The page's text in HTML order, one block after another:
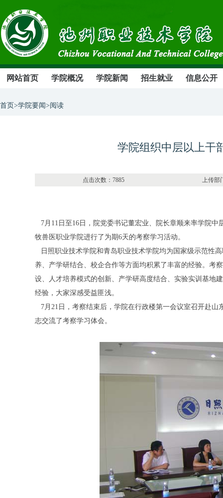
网站首页 学院概况 学院新闻 招生就业 信息公开
首页>学院要闻>阅读
学院组织中层以上干
点击次数：7885 上传部门：
7月11日至16日，院党委书记董宏业、院长章顺来率学院
牧兽医职业学院进行了为期6天的考察学习活动。
日照职业技术学院和青岛职业技术学院均为国家级示范性
养、产学研结合、校企合作等方面均积累了丰富的经验。考
设、人才培养模式的创新、产学研高度结合、实验实训基地
经验，大家深感受益匪浅。
7月21日，考察结束后，学院在行政楼第一会议室召开赴
志交流了考察学习体会。